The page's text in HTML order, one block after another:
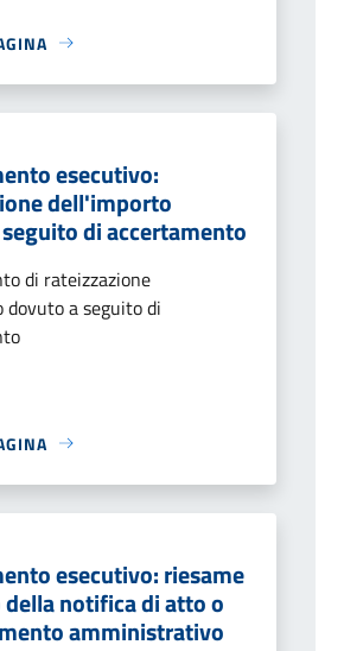
esecutivo:
dell'importo
di accertamento
di rateizzazione
a seguito di
esecutivo: riesame
notifica di atto o
amministrativo